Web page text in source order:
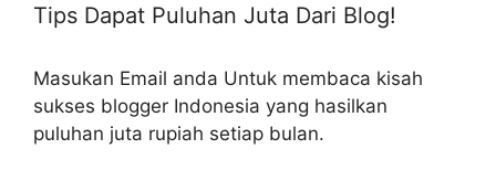
Tips Dapat Puluhan Juta Dari Blog!
Masukan Email anda Untuk membaca kisah
sukses blogger Indonesia yang hasilkan
puluhan juta rupiah setiap bulan.